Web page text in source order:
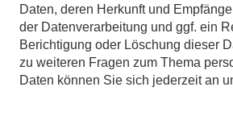
Daten, deren Herkunft und
der Datenverarbeitung und ggf. ein
Berichtigung oder Löschung dieser
zu weiteren Fragen zum Thema
Daten können Sie sich jederzeit an